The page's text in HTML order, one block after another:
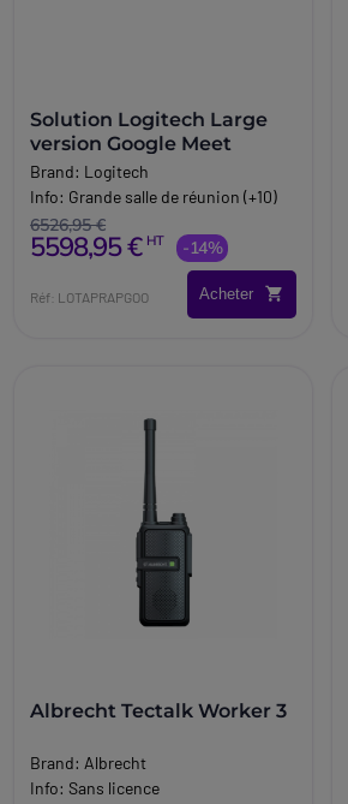
Solution Logitech Large
version Google Meet
Brand: Logitech
Info: Grande salle de réunion (+10)
6526,95 €
5598,95 € HT -14%
Réf: LOTAPRAPGOO Acheter
Albrecht Tectalk Worker 3
Brand: Albrecht
Info:Sans licence